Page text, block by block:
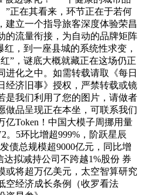
”正在其看来，环节正在于若何
建立一个指导旅客深度体验荣昌
的流量衔接，为自动的品牌矩阵
，到一座县城的系统性求变，
”，谜底大概就藏正在这场仍正
进化之中。如需转载请取《每日
经济旧事》授权，严禁转载或镜
是我们利用了您的图片，请做者
做品呈现正在本坐，可联系我们
亿Token！中国大模子周挪用量
。5环比增超999%，阶跃星辰
债总规模超9000亿元，同比增
拟减持公司不跨越1%股份 券
或将超万亿美元，太空智算研究
空经济成长条例（收罗看法